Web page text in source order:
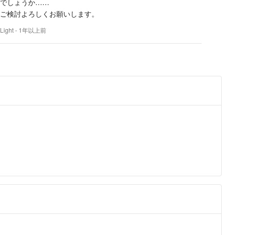
ご検討よろしくお願いします。
Light- 1年以上前